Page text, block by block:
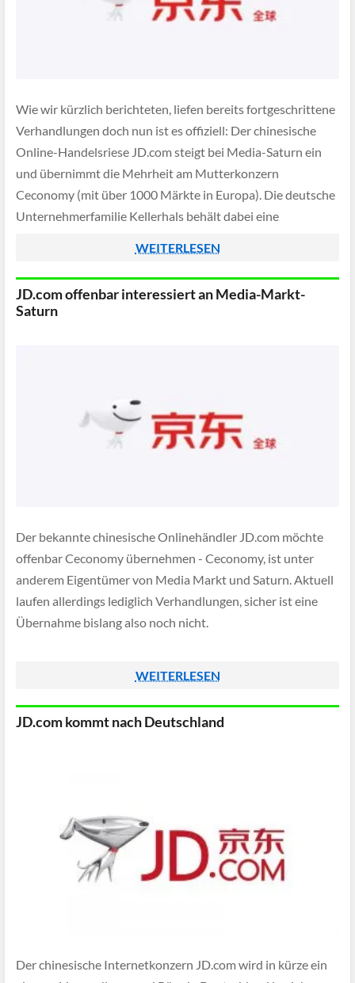
Wie wir kürzlich berichteten, liefen bereits fortgeschrittene
Verhandlungen doch nun ist es offiziell: Der chinesische
Online-Handelsriese JD.com steigt bei Media-Saturn ein
und übernimmt die Mehrheit am Mutterkonzern
Ceconomy (mit über 1000 Märkte in Europa). Die deutsche
Unternehmerfamilie Kellerhals behält dabei eine
einflussreiche Mitgesellschafterin.
WEITERLESEN
JD.com offenbar interessiert an Media-Markt-
Saturn
Der bekannte chinesische Onlinehändler JD.com möchte
offenbar Ceconomy übernehmen - Ceconomy, ist unter
anderem Eigentümer von Media Markt und Saturn. Aktuell
laufen allerdings lediglich Verhandlungen, sicher ist eine
Übernahme bislang also noch nicht.
WEITERLESEN
JD.com kommt nach Deutschland
Der chinesische Internetkonzern JD.com wird in kürze ein